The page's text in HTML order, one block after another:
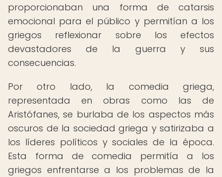
proporcionaban una forma de catarsis
emocional para el público y permitían a los
griegos reflexionar sobre los efectos
devastadores de la guerra y sus
consecuencias.
Por otro lado, la comedia griega,
representada en obras como las de
Aristófanes, se burlaba de los aspectos más
oscuros de la sociedad griega y satirizaba a
los líderes políticos y sociales de la época.
Esta forma de comedia permitía a los
griegos enfrentarse a los problemas de la